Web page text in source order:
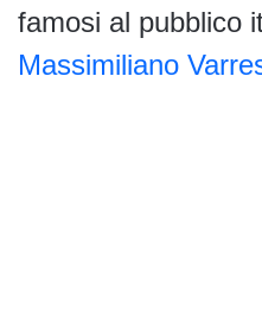
famosi al pubblico
Massimiliano